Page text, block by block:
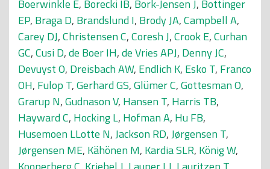
Boerwinkle E, Borecki IB, Bork-Jensen J, Bottinger
EP, Braga D, Brandslund I, Brody JA,Campbell A,
Carey DJ,Christensen C,Coresh J,Crook E,Curhan
GC,Cusi D,de Boer IH,de Vries APJ, Denny JC,
Devuyst O, Dreisbach AW, Endlich K, Esko T, Franco
OH, Fulop T,Gerhard GS,Glümer C,Gottesman O,
Grarup N,Gudnason V, Hansen T, Harris TB,
Hayward C, Hocking L, Hofman A, Hu FB,
Husemoen LLotte N,Jackson RD,Jørgensen T,
Jørgensen ME, Kähönen M, Kardia SLR, König W,